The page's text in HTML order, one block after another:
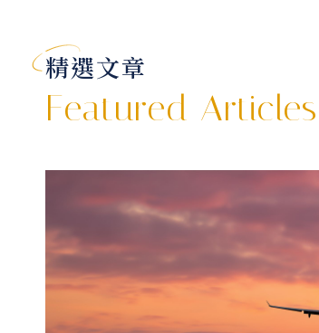
精選文章
Featured Articles